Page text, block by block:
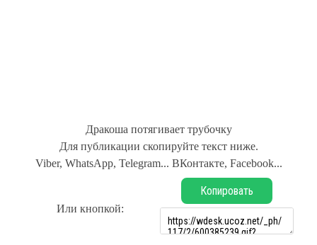
Дракоша потягивает трубочку
Для публикации скопируйте текст ниже.
Viber, WhatsApp, Telegram... ВКонтакте, Facebook...
Или кнопкой:
Копировать